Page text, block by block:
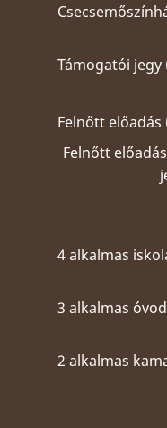
Támogatói jegy
Felnőtt előadás
Felnőtt
4 alkalmas
3 alkalmas
2 alkalmas